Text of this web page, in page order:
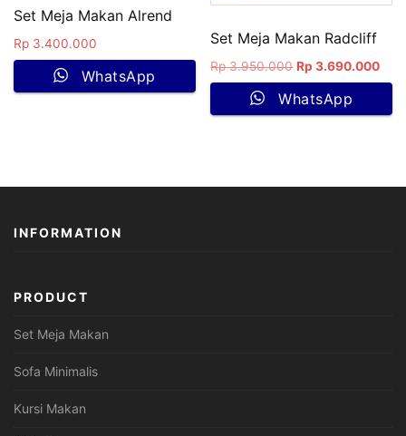
Set Meja Makan Alrend
Rp 3.400.000
WhatsApp
Set Meja Makan Radcliff
Rp3.950.000 Rp 3.690.000
WhatsApp
INFORMATION
PRODUCT
Set Meja Makan
Sofa Minimalis
Kursi Makan